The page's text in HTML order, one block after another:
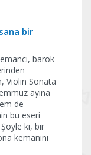
bir
barok
Violin Sonata
ayına
de
bu eseri
ki, bir
kemanını